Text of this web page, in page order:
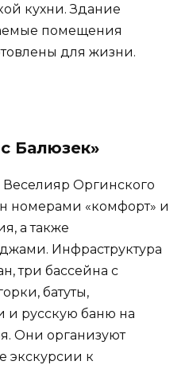
кухни. Здание
помещения
для жизни.
Балюзек»
Оргинского
номерами «комфорт» и
а также
Инфраструктура
три бассейна с
батуты,
и русскую баню на
Они организуют
экскурсии к